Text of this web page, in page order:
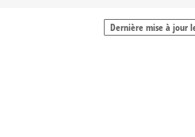
Dernière mise à jour